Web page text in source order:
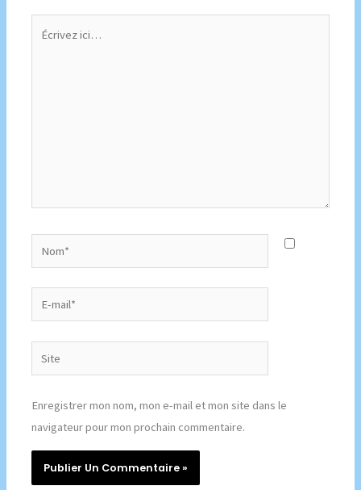
mail*
Site
Enregistrer mon nom, mon e-mail et mon site dans le
navigateur pour mon prochain commentaire.